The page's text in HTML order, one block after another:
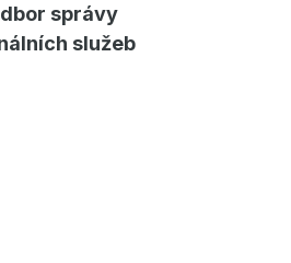
správy
služeb